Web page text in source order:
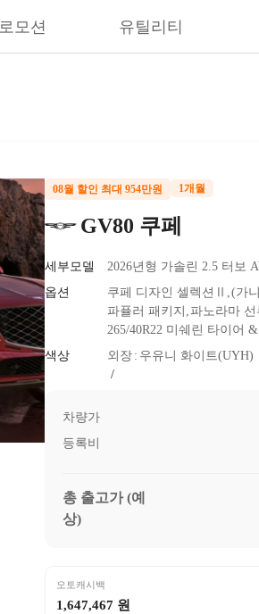
모션 유틸리티
08월 할인 최대 954만원 1개월
GV80 쿠페
세부모델 2026년형 가솔린 2.5 터보
옵션
쿠페 디자인 셀렉션Ⅱ
(가
파퓰러 패키지
파노라마 선
265/40R22 미쉐린 타이어
색상
외장 우유니 화이트(UYH)
차량가
등록비
총 출고가 (예
상)
오토캐시백
1,647,467 원